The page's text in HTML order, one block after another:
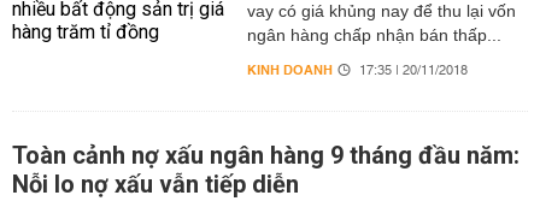
vay có giá khủng nay để thu lại vốn
ngân hàng chấp nhận bán thấp...
KINH DOANH 17:35 | 20/11/2018
Toàn cảnh nợ xấu ngân hàng 9 tháng đầu năm:
Nỗi lo nợ xấu vẫn tiếp diễn